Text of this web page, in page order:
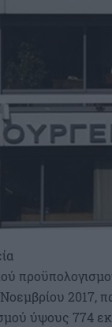
2017,
ύψους 774